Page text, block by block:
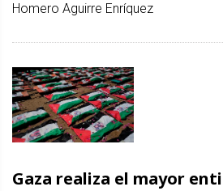
Homero Aguirre Enríquez
Gaza realiza el mayor